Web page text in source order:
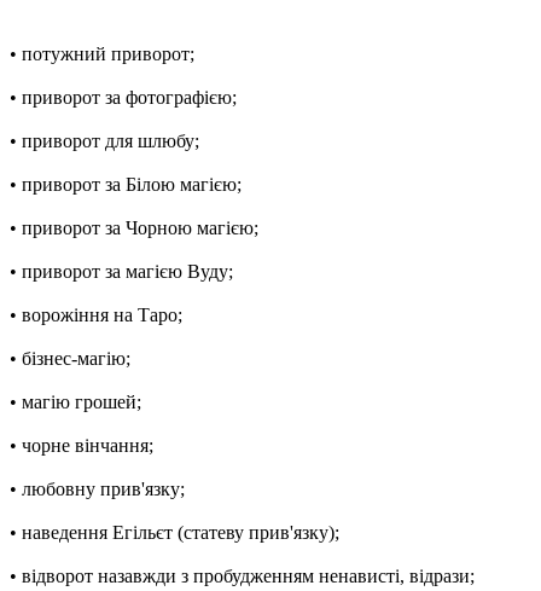
• потужний приворот;
• приворот за фотографією;
• приворот для шлюбу;
• приворот за Білою магією;
• приворот за Чорною магією;
• приворот за магією Вуду;
• ворожіння на Таро;
• бізнес-магію;
• магію грошей;
• чорне вінчання;
• любовну прив'язку;
• наведення Егільєт (статеву прив'язку);
• відворот назавжди з пробудженням ненависті, відрази;